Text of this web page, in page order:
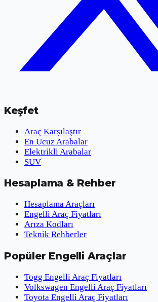
Keşfet
Araç Karşılaştır
En Ucuz Arabalar
Elektrikli Arabalar
SUV
Hesaplama & Rehber
Hesaplama Araçları
Engelli Araç Fiyatları
Arıza Kodları
Teknik Rehberler
Popüler Engelli Araçlar
Togg Engelli Araç Fiyatları
Volkswagen Engelli Araç Fiyatları
Toyota Engelli Araç Fiyatları